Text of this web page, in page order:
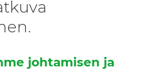
johtamisen ja